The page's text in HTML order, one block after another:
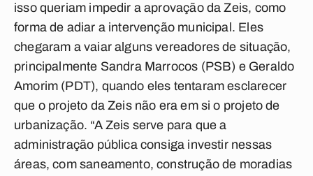
isso queriam impedir a aprovação da Zeis, como
forma de adiar a intervenção municipal. Eles
chegaram a vaiar alguns vereadores de situação,
principalmente Sandra Marrocos (PSB) e Geraldo
Amorim (PDT), quando eles tentaram esclarecer
que o projeto da Zeis não era em si o projeto de
urbanização. “A Zeis serve para que a
administração pública consiga investir nessas
áreas, com saneamento, construção de moradias